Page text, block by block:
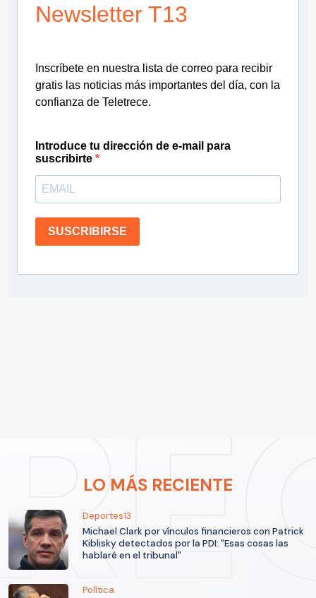
Newsletter T13
Inscríbete en nuestra lista de correo para recibir
gratis las noticias más importantes del día, con la
confianza de Teletrece.
Introduce tu dirección de e-mail para
suscribirte
SUSCRIBIRSE
LO MÁS RECIENTE
Deportes13
Michael Clark por vínculos financieros con Patrick
Kiblisky detectados por la PDI: "Esas cosas las
hablaré en el tribunal"
Política